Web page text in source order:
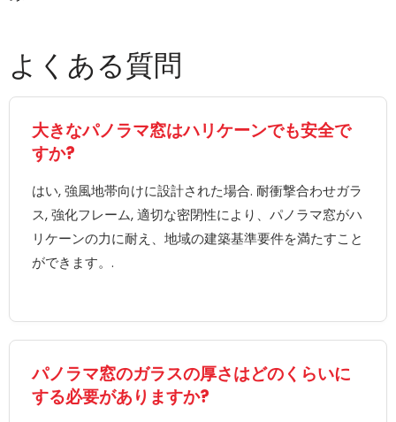
よくある質問
大きなパノラマ窓はハリケーンでも安全で
すか?
はい, 強風地帯向けに設計された場合. 耐衝撃合わせガラ
ス, 強化フレーム, 適切な密閉性により、パノラマ窓がハ
リケーンの力に耐え、地域の建築基準要件を満たすこと
ができます。.
パノラマ窓のガラスの厚さはどのくらいに
する必要がありますか?